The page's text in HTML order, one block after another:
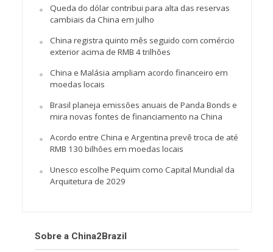
Queda do dólar contribui para alta das reservas
cambiais da China em julho
China registra quinto mês seguido com comércio
exterior acima de RMB 4 trilhões
China e Malásia ampliam acordo financeiro em
moedas locais
Brasil planeja emissões anuais de Panda Bonds e
mira novas fontes de financiamento na China
Acordo entre China e Argentina prevê troca de até
RMB 130 bilhões em moedas locais
Unesco escolhe Pequim como Capital Mundial da
Arquitetura de 2029
Sobre a China2Brazil